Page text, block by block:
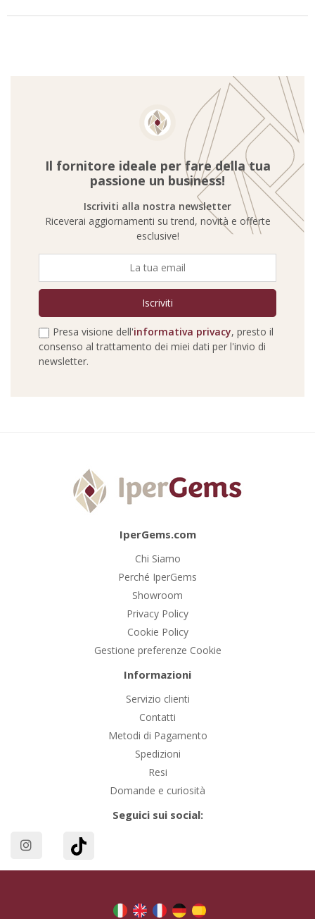
Il fornitore ideale per fare della tua
passione un business!
Iscriviti alla nostra newsletter
Riceverai aggiornamenti su trend, novità e offerte
esclusive!
Presa visione dell'informativa privacy, presto il
consenso al trattamento dei miei dati per l'invio di
newsletter.
IperGems.com
Chi Siamo
Perché IperGems
Showroom
Privacy Policy
Cookie Policy
Gestione preferenze Cookie
Informazioni
Servizio clienti
Contatti
Metodi di Pagamento
Spedizioni
Resi
Domande e curiosità
Seguici sui social: